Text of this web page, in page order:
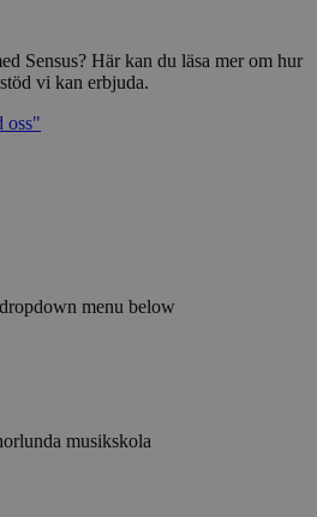
Sensus? Här kan du läsa mer om hur
vi kan erbjuda.
oss"
menu below
musikskola